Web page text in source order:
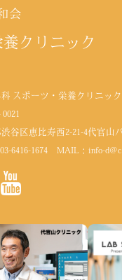
会
クリニック
スポーツ・栄養クリニッ
谷区恵比寿西2-21-4代官山
03-6416-1674MAIL： info-